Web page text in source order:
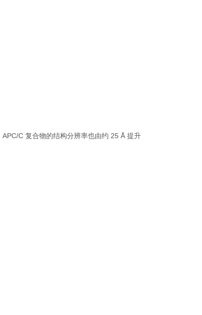
APC/C 复合物的结构分辨率也由约 25 Å 提升